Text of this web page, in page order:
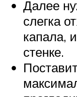
Далее
слегка
капала,
стенке.